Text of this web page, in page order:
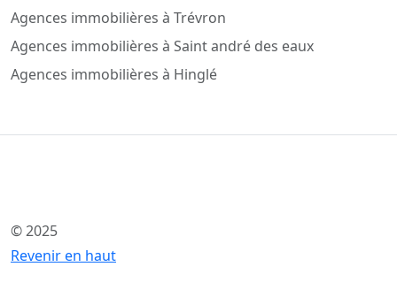
Agences immobilières à Trévron
Agences immobilières à Saint andré des eaux
Agences immobilières à Hinglé
© 2025
Revenir en haut